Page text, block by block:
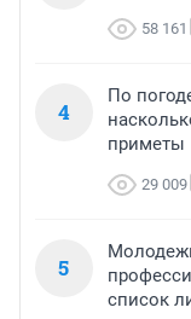
58 161
4
По
приметы
29 009
5
список